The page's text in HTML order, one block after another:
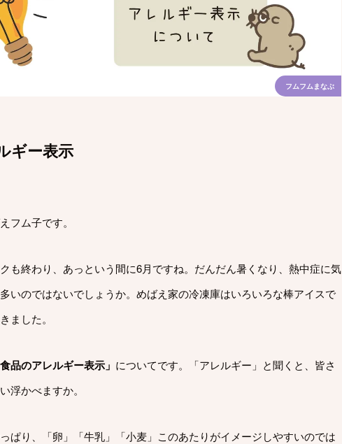
フムフムまなぶ
ギー表示
フム子です。
も終わり、あっという間に6月ですね。だんだん暑くなり、熱中症に気
いのではないでしょうか。めばえ家の冷凍庫はいろいろな棒アイスで
ました。
食品のアレルギー表示」 についてです。「アレルギー」と聞くと、皆さ
浮かべますか。
ぱり、「卵」「牛乳」「小麦」このあたりがイメージしやすいのでは